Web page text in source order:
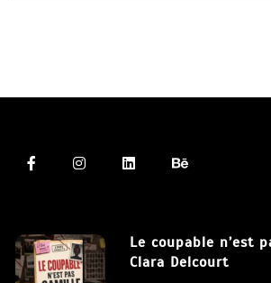
Le coupable n’est
Clara Delcourt